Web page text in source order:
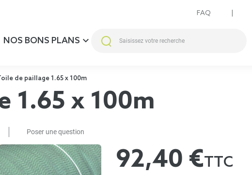
FAQ
NOS BONS PLANS
de paillage 1.65 x 100m
1.65 x 100m
Poser une question
92,40 €TTC